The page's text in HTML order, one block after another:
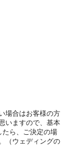
場合はお客様の方
いますので、基本
たら、ご決定の場
（ウェディングの